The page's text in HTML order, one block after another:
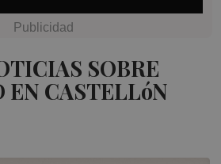
SOBRE
EN CASTELLóN